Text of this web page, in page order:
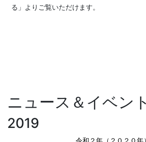
る」よりご覧いただけます。
ニュース＆イベン
2019